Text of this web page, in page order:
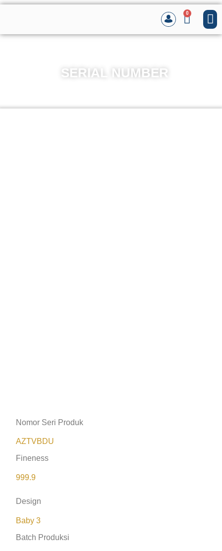
0
SERIAL NUMBER
Nomor Seri Produk
AZTVBDU
Fineness
999.9
Design
Baby 3
Batch Produksi